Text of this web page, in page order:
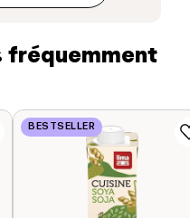
fréquemment
BESTSELLER
sans saccharose